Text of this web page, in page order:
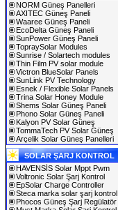
NORM Güneş Panelleri
AXITEC Güneş Paneli
Waaree Güneş Paneli
EcoDelta Güneş Paneli
SunPower Güneş Paneli
TopraySolar Modules
Sunrise / Solartech modules
Thin Film PV solar module
Victron BlueSolar Panels
SunLink PV Technology
Esnek / Flexible Solar Panels
Trina Solar Honey Module
Shems Solar Güneş Paneli
Phono Solar Güneş Paneli
Kalyon PV Solar Güneş
TommaTech PV Solar Güneş
Arçelik Solar Güneş Panelleri
SOLAR ŞARJ KONTROL
HAVENSİS Solar Mppt Pwm
Voltronic Solar Şarj Kontrol
EpSolar Charge Controller
Steca marka solar şarj kontrol
Phocos Güneş Şarj Regülatör